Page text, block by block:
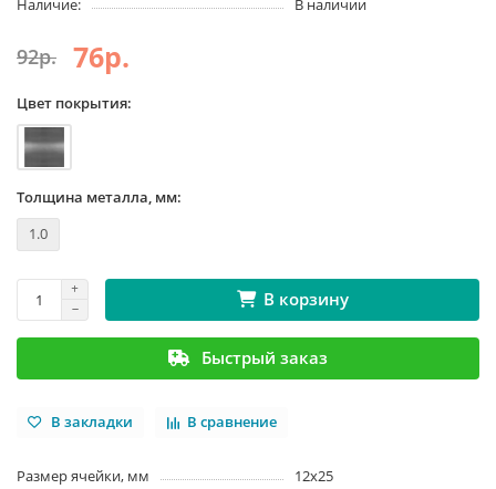
Наличие:
В наличии
92р. 76р.
Цвет покрытия:
Толщина металла, мм:
1.0
В корзину
Быстрый заказ
В закладки В сравнение
Размер ячейки, мм
12x25